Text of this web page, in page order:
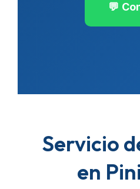
💬
Servicio
en